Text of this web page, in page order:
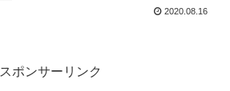
2020.08.16
スポンサーリンク